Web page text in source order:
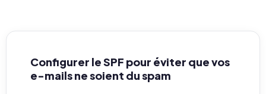
Configurer le SPF pour éviter que vos
e-mails ne soient du spam